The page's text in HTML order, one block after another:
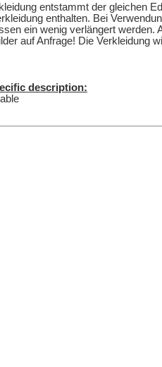
entstammt der gleichen
enthalten. Bei
ein wenig verlängert werden.
auf Anfrage! Die Verkleidung
description: